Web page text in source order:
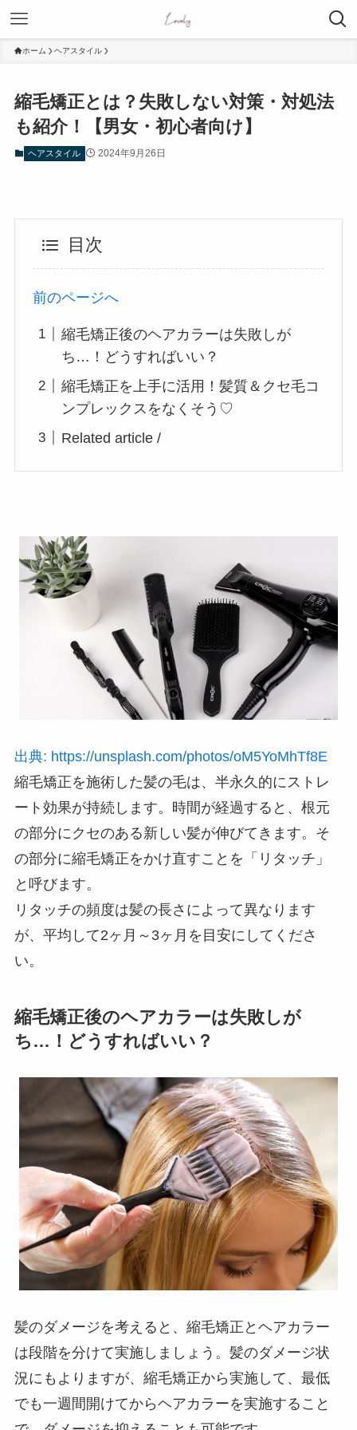
ホーム ヘアスタイル
縮毛矯正とは？失敗しない対策・対処法
も紹介！【男女・初心者向け】
ヘアスタイル 2024年9月26日
目次
前のページへ
縮毛矯正後のヘアカラーは失敗しが
ち…！どうすればいい？
縮毛矯正を上手に活用！髪質＆クセ毛コ
ンプレックスをなくそう♡
Related article /
出典: https://unsplash.com/photos/oM5YoMhTf8E
縮毛矯正を施術した髪の毛は、半永久的にストレ
ート効果が持続します。時間が経過すると、根元
の部分にクセのある新しい髪が伸びてきます。そ
の部分に縮毛矯正をかけ直すことを「リタッチ」
と呼びます。
リタッチの頻度は髪の長さによって異なります
が、平均して2ヶ月～3ヶ月を目安にしてくださ
い。
縮毛矯正後のヘアカラーは失敗しが
ち…！どうすればいい？
髪のダメージを考えると、縮毛矯正とヘアカラー
は段階を分けて実施しましょう。髪のダメージ状
況にもよりますが、縮毛矯正から実施して、最低
でも一週間開けてからヘアカラーを実施すること